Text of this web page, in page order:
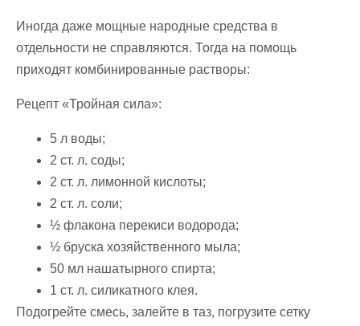
Иногда даже мощные народные средства в
отдельности не справляются. Тогда на помощь
приходят комбинированные растворы:
Рецепт «Тройная сила»:
5 л воды;
2 ст. л. соды;
2 ст. л. лимонной кислоты;
2 ст. л. соли;
½ флакона перекиси водорода;
½ бруска хозяйственного мыла;
50 мл нашатырного спирта;
1 ст. л. силикатного клея.
Подогрейте смесь, залейте в таз, погрузите сетку